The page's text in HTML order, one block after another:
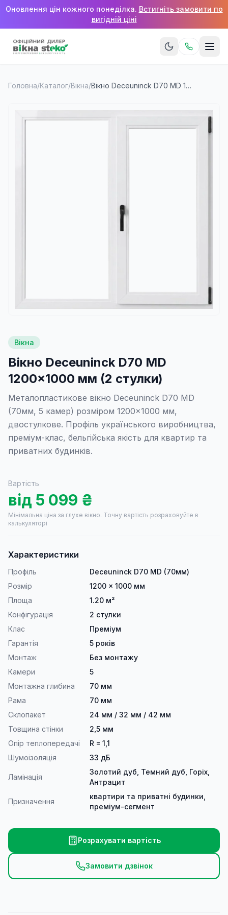
Оновлення цін кожного понеділка. Встигніть замовити по
вигідній ціні
Головна/Каталог/Вікна/ Вікно Deceuninck D70 MD 1200×1000 мм (2 стулки)
Вікна
Вікно Deceuninck D70 MD
1200×1000 мм (2 стулки)
Металопластикове вікно Deceuninck D70 MD
(70мм, 5 камер) розміром 1200×1000 мм,
двостулкове. Профіль українського виробництва,
преміум-клас, бельгійська якість для квартир та
приватних будинків.
Вартість
від 5 099 ₴
Мінімальна ціна за глухе вікно. Точну вартість розраховуйте в
калькуляторі
Характеристики
Профіль
Deceuninck D70 MD (70мм)
Розмір
1200 × 1000 мм
Площа
1.20 м²
Конфігурація
2 стулки
Клас
Преміум
Гарантія
5 років
Монтаж
Без монтажу
Камери
5
Монтажна глибина
70 мм
Рама
70 мм
Склопакет
24 мм / 32 мм / 42 мм
Товщина стінки
2,5 мм
Опір теплопередачі
R = 1,1
Шумоізоляція
33 дБ
Ламінація
Золотий дуб, Темний дуб, Горіх,
Антрацит
Призначення
квартири та приватні будинки,
преміум-сегмент
Розрахувати вартість
Замовити дзвінок